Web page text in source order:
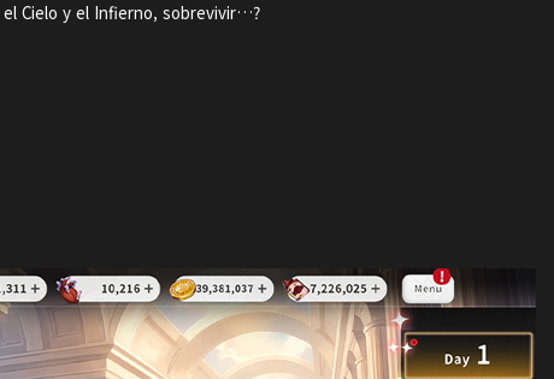
Cielo y el Infierno, sobrevivir…?